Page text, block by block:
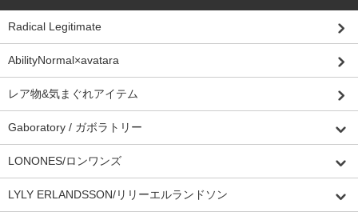
Radical Legitimate
AbilityNormal×avatara
レア物&気まぐれアイテム
Gaboratory / ガボラトリー
LONONES/ロンワンズ
LYLY ERLANDSSON/リリーエルランドソン